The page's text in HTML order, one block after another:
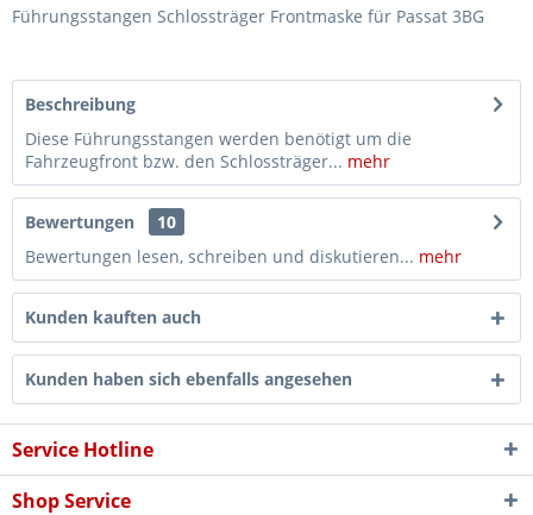
Führungsstangen Schlossträger Frontmaske für Passat 3BG
Beschreibung
Diese Führungsstangen werden benötigt um die
Fahrzeugfront bzw. den Schlossträger... mehr
Bewertungen
10
Bewertungen lesen, schreiben und diskutieren... mehr
Kunden kauften auch
Kunden haben sich ebenfalls angesehen
Service Hotline
Shop Service